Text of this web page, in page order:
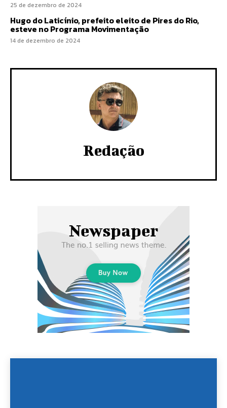
25 de dezembro de 2024
Hugo do Laticínio, prefeito eleito de Pires do Rio,
esteve no Programa Movimentação
14 de dezembro de 2024
Redação